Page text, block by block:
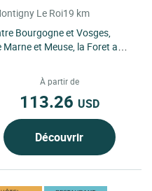
Le Roi19 km
Bourgogne et Vosges,
Marne et Meuse, la Foret a
L'hôtel et son...
À partir de
113.26 USD
Découvrir